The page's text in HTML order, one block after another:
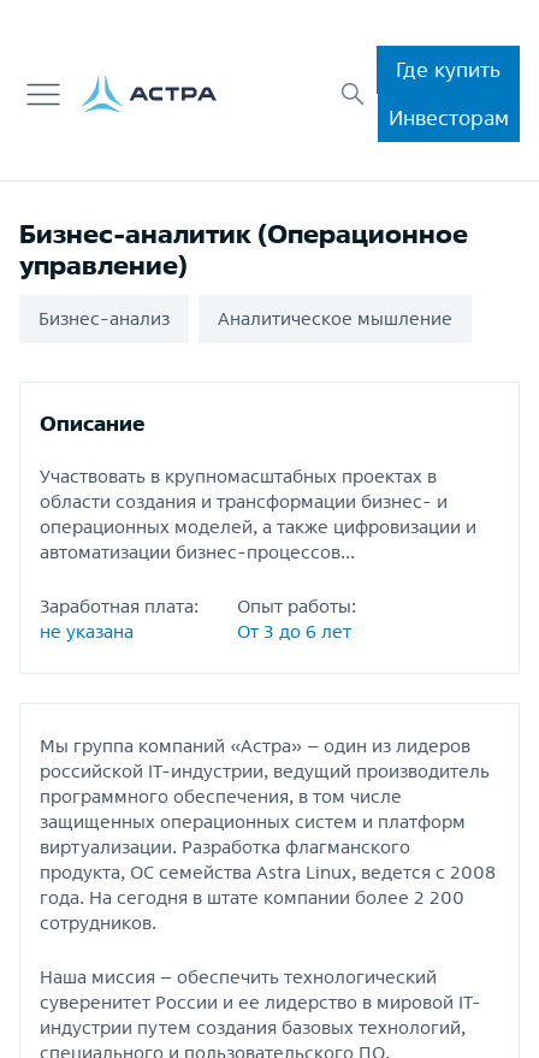
Где купить
Инвесторам
Бизнес-аналитик (Операционное
управление)
Бизнес-анализ Аналитическое мышление
Описание
Участвовать в крупномасштабных проектах в
области создания и трансформации бизнес- и
операционных моделей, а также цифровизации и
автоматизации бизнес-процессов...
Заработная плата:
не указана
Опыт работы:
От 3 до 6 лет
Мы группа компаний «Астра» – один из лидеров
российской IT-индустрии, ведущий производитель
программного обеспечения, в том числе
защищенных операционных систем и платформ
виртуализации. Разработка флагманского
продукта, ОС семейства Astra Linux, ведется с 2008
года. На сегодня в штате компании более 2 200
сотрудников.
Наша миссия – обеспечить технологический
суверенитет России и ее лидерство в мировой IT-
индустрии путем создания базовых технологий,
специального и пользовательского ПО.